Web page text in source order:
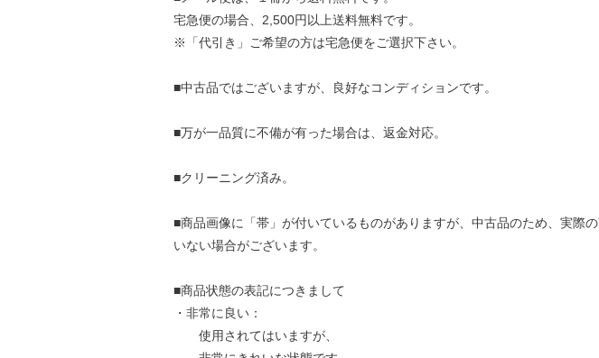
宅急便の場合、2,500円以上送料無料です。
※「代引き」ご希望の方は宅急便をご選択下さい。
■中古品ではございますが、良好なコンディションです。
■万が一品質に不備が有った場合は、返金対応。
■クリーニング済み。
■商品画像に「帯」が付いているものがありますが、中古品のため、実際
いない場合がございます。
■商品状態の表記につきまして
・非常に良い：
使用されてはいますが、